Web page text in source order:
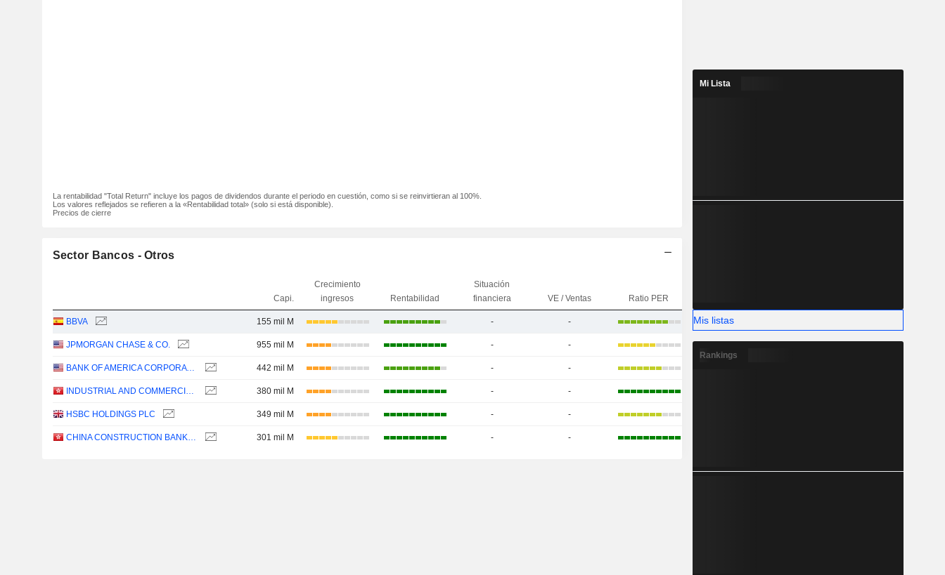
La rentabilidad "Total Return" incluye los pagos de dividendos durante el periodo en cuestión, como si se reinvirtieran al 100%.
Los valores reflejados se refieren a la «Rentabilidad total» (solo si está disponible).
Precios de cierre
Sector Bancos - Otros
Capi.
Crecimiento
ingresos
Rentabilidad
Situación
financiera
VE / Ventas Ratio PER
BBVA 155 mil M - -
JPMORGAN CHASE & CO. 955 mil M - -
BANK OF AMERICA CORPORATION 442 mil M - -
INDUSTRIAL AND COMMERCIAL BANK OF CHINA LIMITED 380 mil M - -
HSBC HOLDINGS PLC 349 mil M - -
CHINA CONSTRUCTION BANK CORPORATION 301 mil M - -
Mi Lista
Mis listas
Rankings